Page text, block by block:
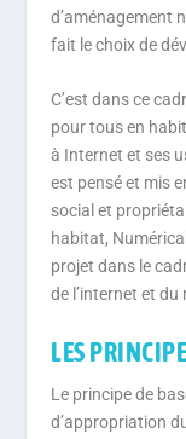
d’aménagement
fait le choix de
C’est dans ce
pour tous en
à Internet et ses
est pensé et mis
social et
habitat,
projet dans le
de l’internet et
LES
Le principe de
d’appropriation